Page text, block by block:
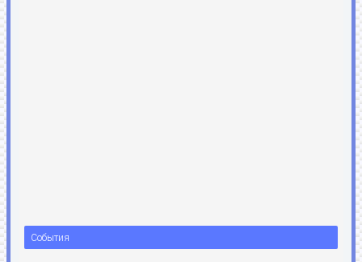
События